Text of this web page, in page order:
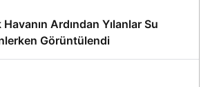
Havanın Ardından Yılanlar Su
Görüntülendi